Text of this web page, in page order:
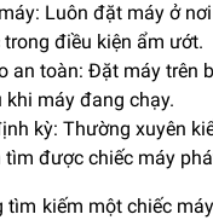
Luôn đặt máy ở
trong điều kiện ẩm ướt.
an toàn: Đặt máy trên
khi máy đang chạy.
kỳ: Thường xuyên
tìm được chiếc máy
tìm kiếm một chiếc